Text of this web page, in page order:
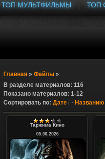
ТОП
ТОП МУЛЬТФИЛЬМЫ
Главная » Файлы »
В разделе материалов: 116
Показано материалов: 1-12
Сортировать по: Дате · Названию
Таржима Кино
05.06.2026